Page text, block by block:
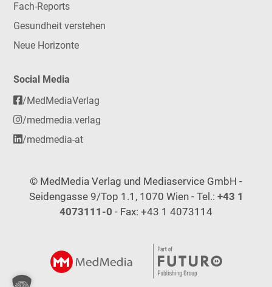
Fach-Reports
Gesundheit verstehen
Neue Horizonte
Social Media
/MedMediaVerlag
/medmedia.verlag
/medmedia-at
© MedMedia Verlag und Mediaservice GmbH -
Seidengasse 9/Top 1.1, 1070 Wien - Tel.: +43 1
4073111-0 - Fax: +43 1 4073114